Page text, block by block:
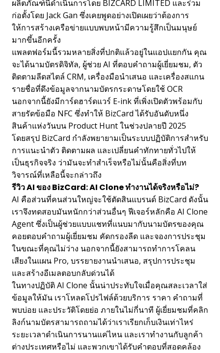
ผลิตภัณฑ์นี้ดำเนินการโดย BIZCARD LIMITED และร่วม
ก่อตั้งโดย Jack Gan ซึ่งเคยพูดอย่างเปิดเผยว่าต้องการ
ให้การสร้างเครือข่ายแบบพบหน้ามีความรู้สึกเป็นมนุษย์
มากขึ้นอีกครั้ง
แพลตฟอร์มนี้รวมหลายสิ่งที่ปกติแล้วอยู่ในแอปแยกกัน คุณ
จะได้นามบัตรดิจิทัล, ผู้ช่วย AI ที่ตอบคำถามผู้เยี่ยมชม, ตัว
ติดตามลีดสไตล์ CRM, เครื่องมือนำเสนอ และเครื่องสแกน
รายชื่อที่ดึงข้อมูลจากนามบัตรกระดาษโดยใช้ OCR
นอกจากนี้ยังมีการ์ดฮาร์ดแวร์ E-ink ที่เพิ่งเปิดตัวพร้อมกับ
สายรัดข้อมือ NFC ซึ่งทำให้ BizCard ได้รับอันดับหนึ่ง
สินค้าแห่งวันบน Product Hunt ในช่วงปลายปี 2025
โดยสรุป BizCard กำลังพยายามเป็นระบบปฏิบัติการสำหรับ
การแนะนำตัว ติดตามผล และเปลี่ยนคำทักทายทั่วไปให้
เป็นธุรกิจจริง ว่ามันจะทำสำเร็จหรือไม่นั้นคือสิ่งที่บท
วิจารณ์ที่เหลือนี้จะกล่าวถึง
รีวิว AI ของ BizCard: AI Clone ทำงานได้จริงหรือไม่?
AI คือส่วนที่คนส่วนใหญ่จะใช้ตัดสินแบรนด์ BizCard ดังนั้น
เราจึงทดสอบมันหนักกว่าส่วนอื่นๆ ฟีเจอร์หลักคือ AI Clone
Agent ซึ่งเป็นผู้ช่วยแบบแชทที่แนบมากับนามบัตรของคุณ
คอยตอบคำถามผู้เยี่ยมชม คัดกรองลีด และจองการประชุม
ในขณะที่คุณไม่ว่าง นอกจากนี้ยังสามารถทำการโคลน
เสียงในแผน Pro, บรรยายงานนำเสนอ, สรุปการประชุม
และสร้างอีเมลตอบกลับด่วนได้
ในทางปฏิบัติ AI Clone นั้นน่าประทับใจเมื่อคุณสละเวลาใส่
ข้อมูลให้มัน เราโหลดโปรไฟล์ด้วยบริการ ราคา คำถามที่
พบบ่อย และประวัติโดยย่อ ภายในไม่กี่นาที ผู้เยี่ยมชมที่คลิก
ลิงก์นามบัตรสามารถถามได้ว่าเราเรียกเก็บเงินเท่าไหร่
ระยะเวลาดำเนินการนานแค่ไหน และเราทำงานกับลูกค้า
ต่างประเทศหรือไม่ และพวกเขาได้รับคำตอบที่สอดคล้อง